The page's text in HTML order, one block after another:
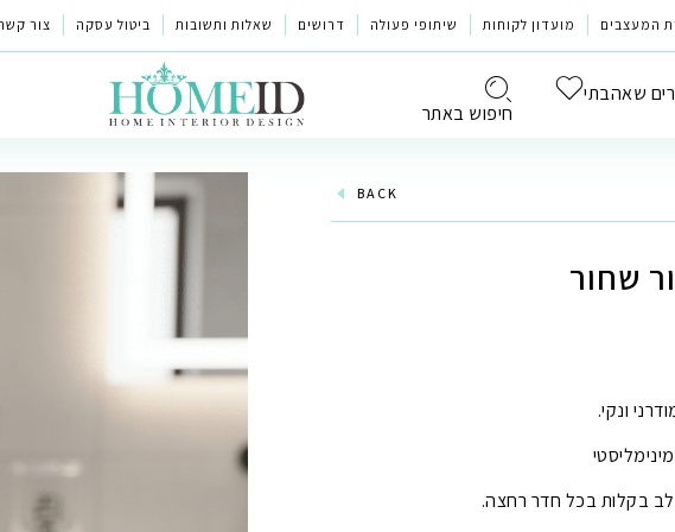
המעצבים מועדון לקוחות שיתופי פעולה דרושים שאלות ותשובות ביטול עסקה צור
חיפוש באתר
שאהבתי
BACK
שחור
ונקי.
בקלות בכל חדר רחצה.